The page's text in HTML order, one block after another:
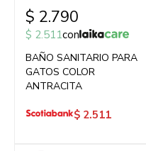
$ 2.790
$ 2.511con
BAÑO SANITARIO PARA
GATOS COLOR
ANTRACITA
$ 2.511